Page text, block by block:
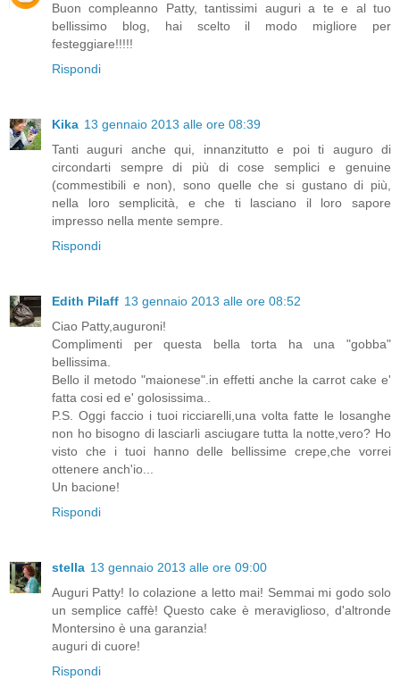
Buon compleanno Patty, tantissimi auguri a te e al tuo
bellissimo blog, hai scelto il modo migliore per
festeggiare!!!!!
Rispondi
Kika 13 gennaio 2013 alle ore 08:39
Tanti auguri anche qui, innanzitutto e poi ti auguro di
circondarti sempre di più di cose semplici e genuine
(commestibili e non), sono quelle che si gustano di più,
nella loro semplicità, e che ti lasciano il loro sapore
impresso nella mente sempre.
Rispondi
Edith Pilaff 13 gennaio 2013 alle ore 08:52
Ciao Patty,auguroni!
Complimenti per questa bella torta ha una "gobba"
bellissima.
Bello il metodo "maionese".in effetti anche la carrot cake e'
fatta cosi ed e' golosissima..
P.S. Oggi faccio i tuoi ricciarelli,una volta fatte le losanghe
non ho bisogno di lasciarli asciugare tutta la notte,vero? Ho
visto che i tuoi hanno delle bellissime crepe,che vorrei
ottenere anch'io...
Un bacione!
Rispondi
stella 13 gennaio 2013 alle ore 09:00
Auguri Patty! Io colazione a letto mai! Semmai mi godo solo
un semplice caffè! Questo cake è meraviglioso, d'altronde
Montersino è una garanzia!
auguri di cuore!
Rispondi